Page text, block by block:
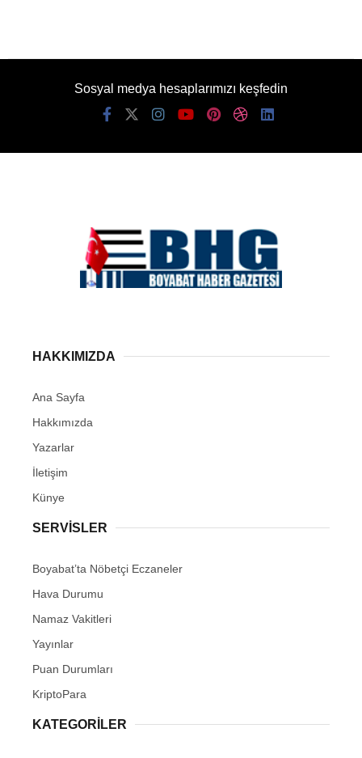
Sosyal medya hesaplarımızı keşfedin
HAKKIMIZDA
Ana Sayfa
Hakkımızda
Yazarlar
İletişim
Künye
SERVISLER
Boyabat’ta Nöbetçi Eczaneler
Hava Durumu
Namaz Vakitleri
Yayınlar
Puan Durumları
KriptoPara
KATEGORILER